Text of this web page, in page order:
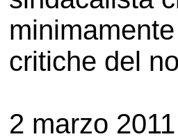
critiche del
2 marzo 2011